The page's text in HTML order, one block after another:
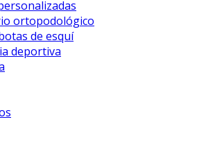
ortopodológico
de esquí
deportiva